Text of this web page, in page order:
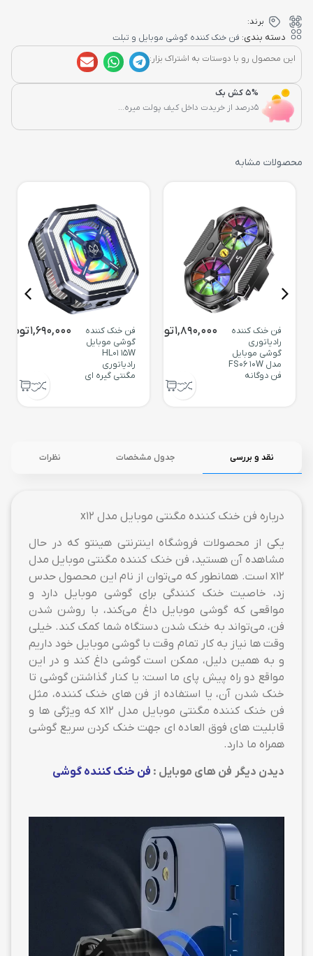
برند:
دسته بندی: فن خنک کننده گوشی موبایل و تبلت
این محصول رو با دوستات به اشتراک بزار:
5% کش بک
5درصد از خریدت داخل کیف پولت میره...
محصولات مشابه
فن خنک کننده
رادیاتوری
گوشی موبایل
مدل FS06 10W
فن دوگانه
1,890,000تومان
فن خنک کننده
گوشی موبایل
HL01 15W
رادیاتوری
مگنتی گیره ای
1,690,000تومان
نقد و بررسی جدول مشخصات نظرات
درباره فن خنک کننده مگنتی موبایل مدل x12
یکی از محصولات فروشگاه اینترنتی هینتو که در حال
مشاهده آن هستید، فن خنک کننده مگنتی موبایل مدل
x12 است. همانطور که می‌توان از نام این محصول حدس
زد، خاصیت خنک کنندگی برای گوشی موبایل دارد و
مواقعی که گوشی موبایل داغ می‌کند، با روشن شدن
فن، می‌تواند به خنک شدن دستگاه شما کمک کند. خیلی
وقت ها نیاز به کار تمام وقت با گوشی موبایل خود داریم
و به همین دلیل، ممکن است گوشی داغ کند و در این
مواقع دو راه پیش پای ما است: یا کنار گذاشتن گوشی تا
خنک شدن آن، یا استفاده از فن های خنک کننده، مثل
فن خنک کننده مگنتی موبایل مدل x12 که ویژگی ها و
قابلیت های فوق العاده ای جهت خنک کردن سریع گوشی
همراه ما دارد.
دیدن دیگر فن های موبایل : فن خنک کننده گوشی